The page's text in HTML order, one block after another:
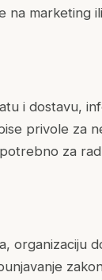
marketing
i dostavu,
privole za
za
organizaciju